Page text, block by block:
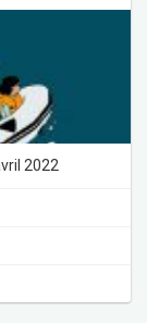
2022